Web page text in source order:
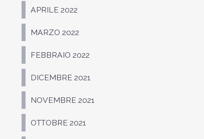
APRILE 2022
MARZO 2022
FEBBRAIO 2022
DICEMBRE 2021
NOVEMBRE 2021
OTTOBRE 2021